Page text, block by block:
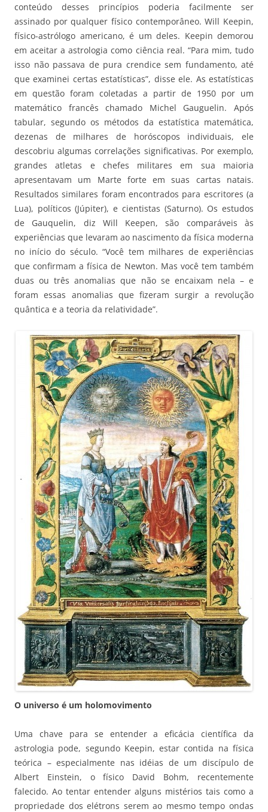
conteúdo desses princípios poderia facilmente ser
assinado por qualquer físico contemporâneo. Will Keepin,
físico-astrólogo americano, é um deles. Keepin demorou
em aceitar a astrologia como ciência real. “Para mim, tudo
isso não passava de pura crendice sem fundamento, até
que examinei certas estatísticas”, disse ele. As estatísticas
em questão foram coletadas a partir de 1950 por um
matemático francês chamado Michel Gauguelin. Após
tabular, segundo os métodos da estatística matemática,
dezenas de milhares de horóscopos individuais, ele
descobriu algumas correlações significativas. Por exemplo,
grandes atletas e chefes militares em sua maioria
apresentavam um Marte forte em suas cartas natais.
Resultados similares foram encontrados para escritores (a
Lua), políticos (Júpiter), e cientistas (Saturno). Os estudos
de Gauquelin, diz Will Keepen, são comparáveis às
experiências que levaram ao nascimento da física moderna
no início do século. “Você tem milhares de experiências
que confirmam a física de Newton. Mas você tem também
duas ou três anomalias que não se encaixam nela – e
foram essas anomalias que fizeram surgir a revolução
quântica e a teoria da relatividade”.
O universo é um holomovimento
Uma chave para se entender a eficácia científica da
astrologia pode, segundo Keepin, estar contida na física
teórica – especialmente nas idéias de um discípulo de
Albert Einstein, o físico David Bohm, recentemente
falecido. Ao tentar entender alguns mistérios tais como a
propriedade dos elétrons serem ao mesmo tempo ondas